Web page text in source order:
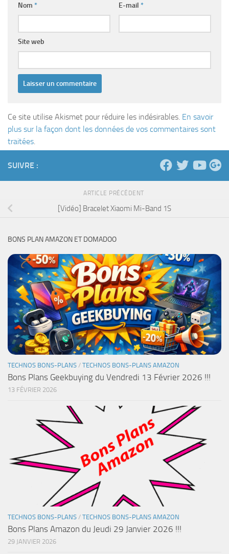
Nom * E-mail *
Site web
Ce site utilise Akismet pour réduire les indésirables. En savoir
plus sur la façon dont les données de vos commentaires sont
traitées.
SUIVRE :
ARTICLE PRÉCÉDENT
[Vidéo] Bracelet Xiaomi Mi-Band 1S
BONS PLAN AMAZON ET DOMADOO
TECHNOS BONS-PLANS / TECHNOS BONS-PLANS AMAZON
Bons Plans Geekbuying du Vendredi 13 Février 2026 !!!
13 FÉVRIER 2026
TECHNOS BONS-PLANS / TECHNOS BONS-PLANS AMAZON
Bons Plans Amazon du Jeudi 29 Janvier 2026 !!!
29 JANVIER 2026